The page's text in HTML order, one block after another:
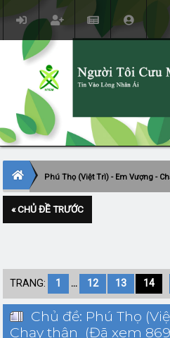
Phú Thọ (Việt Trì) - Em Vượng -
« CHỦ ĐỀ TRƯỚC
TRANG: 1 ... 12 13 14
Chủ đề: Phú Thọ
Chạy thận (Đã xem